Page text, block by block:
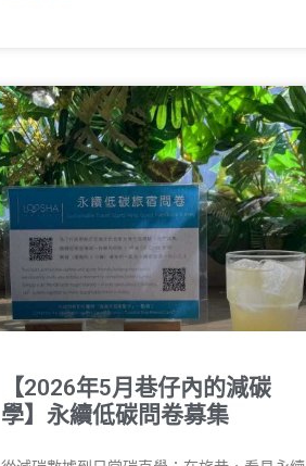
【2026年5月巷仔內的減碳
學】永續低碳問卷募集